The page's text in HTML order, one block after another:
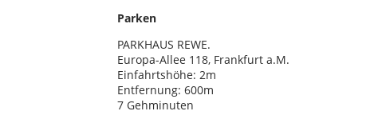
Parken
PARKHAUS REWE.
Europa-Allee 118, Frankfurt a.M.
Einfahrtshöhe: 2m
Entfernung: 600m
7 Gehminuten